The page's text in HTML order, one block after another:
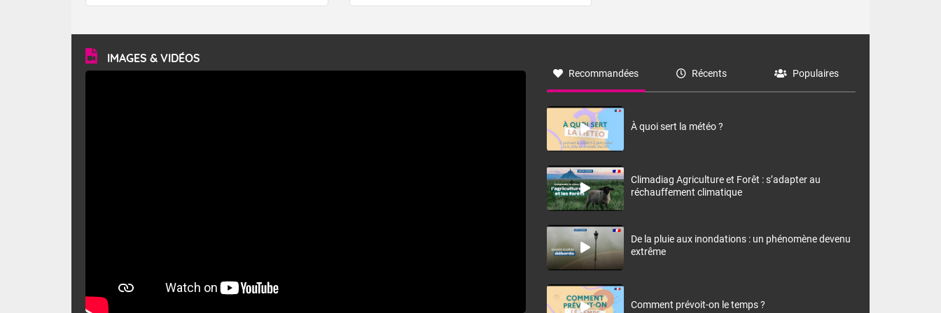
forêt. Mais qu'est-ce que le mistral ? Quelles sont ses
vitesse moyenne de 50 km/h et atteindre 80 à 100 km/h
en rafales, parfois davantage. Il parcourt la basse vallée
du Rhône et la Provence et envahit le littoral
méditerranéen à partir de la Camargue.
de forêt. Mais qu'est-ce que la tramontane ? Quelles sont
à nord-ouest, dans un secteur qui part du Roussillon à la
monts, en allusion aux régions montagneuses d’où
IMAGES & VIDÉOS
Recommandées Récents Populaires
À quoi sert la météo ?
Climadiag Agriculture et Forêt : s’adapter au
réchauffement climatique
De la pluie aux inondations : un phénomène devenu
extrême
Comment prévoit-on le temps ?